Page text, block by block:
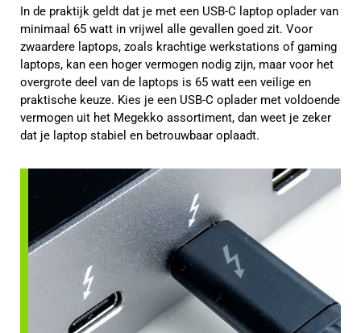
In de praktijk geldt dat je met een USB-C laptop oplader van
minimaal 65 watt in vrijwel alle gevallen goed zit. Voor
zwaardere laptops, zoals krachtige werkstations of gaming
laptops, kan een hoger vermogen nodig zijn, maar voor het
overgrote deel van de laptops is 65 watt een veilige en
praktische keuze. Kies je een USB-C oplader met voldoende
vermogen uit het Megekko assortiment, dan weet je zeker
dat je laptop stabiel en betrouwbaar oplaadt.